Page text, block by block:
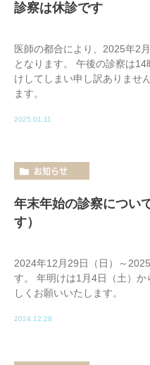
診察は休診です
医師の都合により、2025年2
となります。 午後の診察は
けしてしまい申し訳ありませ
ます。
2025.01.11
お知らせ
年末年始の診察につい
す）
2024年12月29日（日）～
す。 年明けは1月4日（土）
しくお願いいたします。
2024.12.28